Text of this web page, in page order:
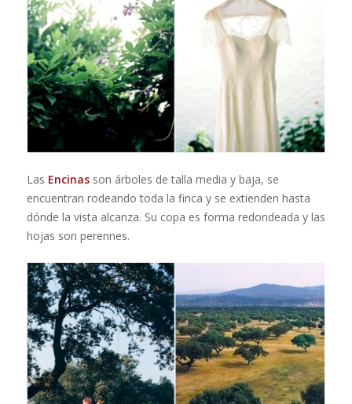
Las Encinas son árboles de talla media y baja, se
encuentran rodeando toda la finca y se extienden hasta
dónde la vista alcanza. Su copa es forma redondeada y las
hojas son perennes.